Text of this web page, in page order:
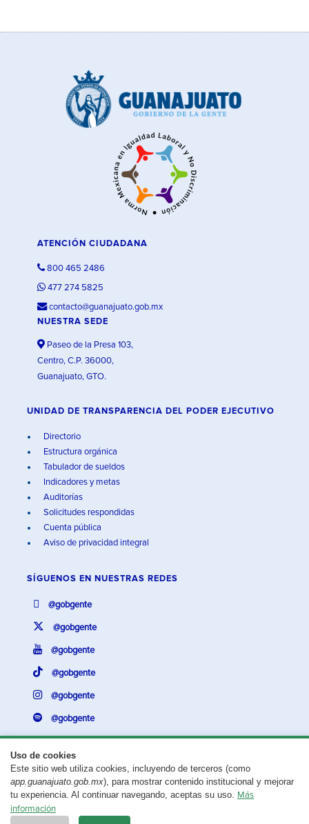
Uso de cookies
Este sitio web utiliza cookies, incluyendo de terceros (como
app.guanajuato.gob.mx), para mostrar contenido institucional y mejorar
tu experiencia. Al continuar navegando, aceptas su uso. Más
información
ATENCIÓN CIUDADANA
800 465 2486
477 274 5825
contacto@guanajuato.gob.mx
NUESTRA SEDE
Paseo de la Presa 103,
Centro, C.P. 36000,
Guanajuato, GTO.
UNIDAD DE TRANSPARENCIA DEL PODER EJECUTIVO
Directorio
Estructura orgánica
Tabulador de sueldos
Indicadores y metas
Auditorías
Solicitudes respondidas
Cuenta pública
Aviso de privacidad integral
SÍGUENOS EN NUESTRAS REDES
@gobgente
@gobgente
@gobgente
@gobgente
@gobgente
@gobgente
¿Existe algún problema con esta página?Repórtalo aquí.
Aviso legal